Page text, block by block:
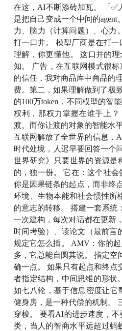
169:27 品味（taste）即权重：审
172:27 回归线下、真正「在场」
183:08 Your feed is your fate.
190:09以前是水的教育，往脑子
201:50 终点：人，何以自处？
☁️ 猜你想搜
嘉宾个人公众号：李继刚，当中包
他与AI共创的实践等诸多内容。
以下按时间顺序排列
03:41 Reframing（重构）：用新的
06:29此处孟岩提及的「栅格理论
提出的思维方法。将多个学科
而非只用单一视角判断。
10:28 《文明、现代化、价值投资
理论文集。
在这，AI不断添砖加瓦。 「✅
是把自己变成一个中间的
力、脑力（计算问题）、心力
打一口井。 模型厂商是在打
理解，你更懂他。 这口井的
知。 广告，在互联网模式很
的信任，我对商品库中商品的
费。第二，如果理解做到了极
的100万token，不同模型的智
权利，那权力掌握在谁手上
渡。而你让渡的对象的智能水
互联网解放了全世界的信息，
时代处境，人迟早要回答一个
世界研究》只要世界的资源是
的，独一份。 它在：这个社会
你是因果链条的起点，而非终
环境、生物本能和社会惯性所
的意志的转移。 搭建一套系统
一次建构，每次对话都在更新
时间考验）、读论文（最前言
规定它怎么插。 AMV：你的
多，它总能自圆其说。 指定空
确一点。 如果只有起点和终点
者指定结构，中间思维的形状
如七八轮，基于信息密度让它
健身房，是一种代偿的机制。
穿梭。 要看AI的进步速度，
类，当人的智商水平远超过蚂